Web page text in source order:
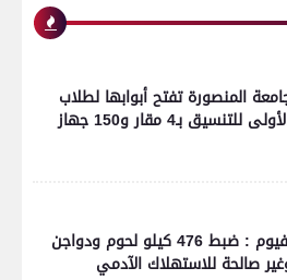
المنصورة تفتح أبوابها لطلاب
المرحلة الأولى للتنسيق بـ4 مقار و150 جهاز
تموين الفيوم : ضبط 476 كيلو لحوم ودواجن
صالحة للاستهلاك الآدمي
شاهد أبرز لقطات الشوط
واتحاد العاصمة الجزائري فى
الإفريقية